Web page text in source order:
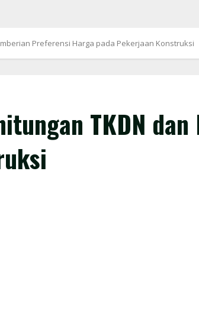
Preferensi Harga pada Pekerjaan Konstruksi
TKDN